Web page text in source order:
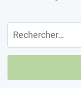
Rechercher :